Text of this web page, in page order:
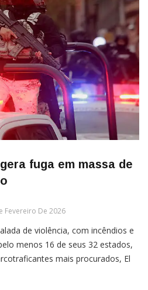
fuga em massa de
Fevereiro De 2026
de violência, com incêndios e
menos 16 de seus 32 estados,
mais procurados, El